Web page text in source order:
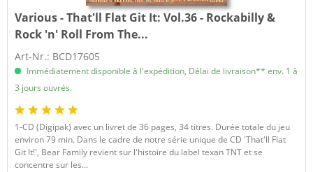
Various - That'll Flat Git It:Vol.36 - Rockabilly &
Rock 'n' Roll From The...
Art-Nr.: BCD17605
Immédiatement disponible à l'expédition, Délai de livraison** env. 1 à
3 jours ouvrés.
1-CD (Digipak) avec un livret de 36 pages, 34 titres. Durée totale du jeu
environ 79 min. Dans le cadre de notre série unique de CD 'That'll Flat
Git It!', Bear Family revient sur l'histoire du label texan TNT et se
concentre sur les...